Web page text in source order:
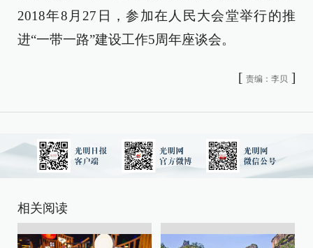
2018年8月27日，参加在人民大会堂举行的推
进“一带一路”建设工作5周年座谈会。
[ 责编：李贝 ]
相关阅读